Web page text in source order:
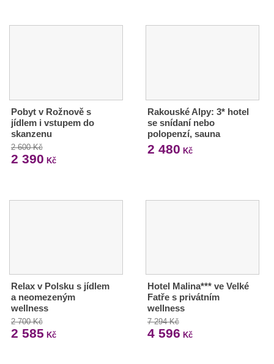
Pobyt v Rožnově s
jídlem i vstupem do
skanzenu
2 600 Kč
2 390 Kč
Rakouské Alpy: 3* hotel
se snídaní nebo
polopenzí, sauna
2 480 Kč
Relax v Polsku s jídlem
a neomezeným
wellness
2 700 Kč
2 585 Kč
Hotel Malina*** ve Velké
Fatře s privátním
wellness
7 294 Kč
4 596 Kč